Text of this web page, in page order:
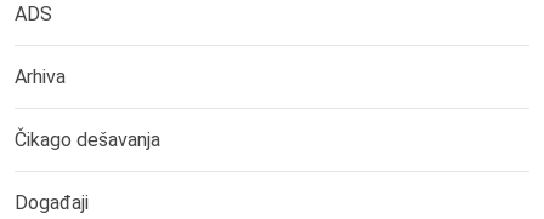
ADS
Arhiva
Čikago dešavanja
Događaji